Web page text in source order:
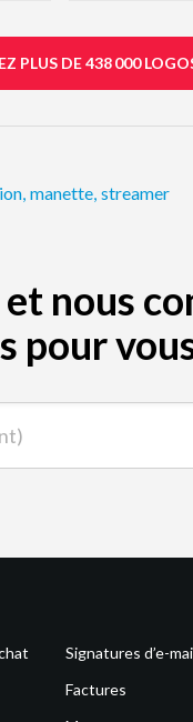
PLUS DE 438 000
, manette, streamer
nous
pour
Signatures d’e-
Factures